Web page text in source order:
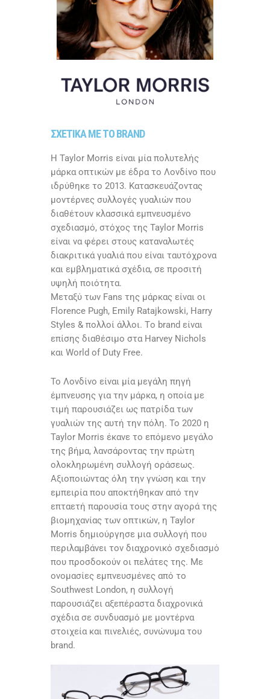
ΣΧΕΤΙΚΑ ΜΕ ΤΟ BRAND
Η Taylor Morris είναι μία πολυτελής
μάρκα οπτικών με έδρα το Λονδίνο που
ιδρύθηκε το 2013. Κατασκευάζοντας
μοντέρνες συλλογές γυαλιών που
διαθέτουν κλασσικά εμπνευσμένο
σχεδιασμό, στόχος της Taylor Morris
είναι να φέρει στους καταναλωτές
διακριτικά γυαλιά που είναι ταυτόχρονα
και εμβληματικά σχέδια, σε προσιτή
υψηλή ποιότητα.
Μεταξύ των Fans της μάρκας είναι οι
Florence Pugh, Emily Ratajkowski, Harry
Styles & πολλοί άλλοι. Tο brand είναι
επίσης διαθέσιμο στα Harvey Nichols
και World of Duty Free.
Το Λονδίνο είναι μία μεγάλη πηγή
έμπνευσης για την μάρκα, η οποία με
τιμή παρουσιάζει ως πατρίδα των
γυαλιών της αυτή την πόλη. Το 2020 η
Taylor Morris έκανε το επόμενο μεγάλο
της βήμα, λανσάροντας την πρώτη
ολοκληρωμένη συλλογή οράσεως.
Αξιοποιώντας όλη την γνώση και την
εμπειρία που αποκτήθηκαν από την
επταετή παρουσία τους στην αγορά της
βιομηχανίας των οπτικών, η Taylor
Morris δημιούργησε μια συλλογή που
περιλαμβάνει τον διαχρονικό σχεδιασμό
που προσδοκούν οι πελάτες της. Με
ονομασίες εμπνευσμένες από το
Southwest London, η συλλογή
παρουσιάζει αξεπέραστα διαχρονικά
σχέδια σε συνδυασμό με μοντέρνα
στοιχεία και πινελιές, συνώνυμα του
brand.